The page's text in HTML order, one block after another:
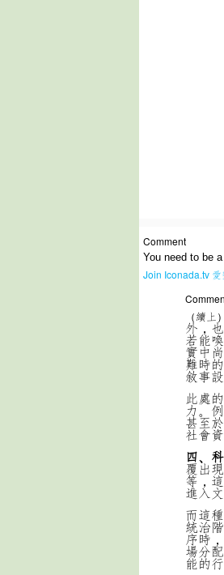
Comment
You need to be
Join Iconada.tv 愛
（續上）
外，
若能
實中
難時
敘事
此處
力。
甚至
社會
四、
覆出
等，
進入
而這
統治
序時
場分
能的